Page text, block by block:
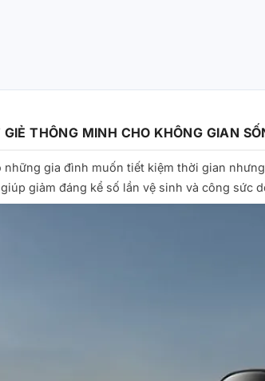
THÔNG MINH CHO KHÔNG GIAN
gia đình muốn tiết kiệm thời gian
giảm đáng kể số lần vệ sinh và công sức